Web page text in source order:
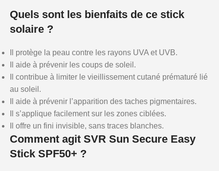
Quels sont les bienfaits de ce stick
solaire ?
Il protège la peau contre les rayons UVA et UVB.
Il aide à prévenir les coups de soleil.
Il contribue à limiter le vieillissement cutané prématuré lié
au soleil.
Il aide à prévenir l’apparition des taches pigmentaires.
Il s’applique facilement sur les zones ciblées.
Il offre un fini invisible, sans traces blanches.
Comment agit SVR Sun Secure Easy
Stick SPF50+ ?